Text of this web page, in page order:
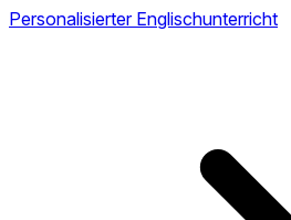
Personalisierter Englischunterricht